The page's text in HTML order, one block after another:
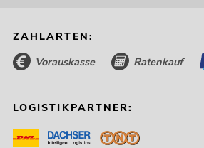
ZAHLARTEN:
Vorauskasse Ratenkauf
LOGISTIKPARTNER: